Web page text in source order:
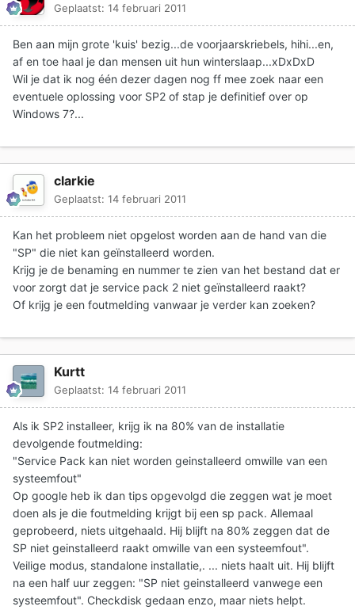
Geplaatst: 14 februari 2011
Ben aan mijn grote 'kuis' bezig...de voorjaarskriebels, hihi...en,
af en toe haal je dan mensen uit hun winterslaap...xDxDxD
Wil je dat ik nog één dezer dagen nog ff mee zoek naar een
eventuele oplossing voor SP2 of stap je definitief over op
Windows 7?...
clarkie
Geplaatst: 14 februari 2011
Kan het probleem niet opgelost worden aan de hand van die
"SP" die niet kan geïnstalleerd worden.
Krijg je de benaming en nummer te zien van het bestand dat er
voor zorgt dat je service pack 2 niet geïnstalleerd raakt?
Of krijg je een foutmelding vanwaar je verder kan zoeken?
Kurtt
Geplaatst: 14 februari 2011
Als ik SP2 installeer, krijg ik na 80% van de installatie
devolgende foutmelding:
"Service Pack kan niet worden geinstalleerd omwille van een
systeemfout"
Op google heb ik dan tips opgevolgd die zeggen wat je moet
doen als je die foutmelding krijgt bij een sp pack. Allemaal
geprobeerd, niets uitgehaald. Hij blijft na 80% zeggen dat de
SP niet geinstalleerd raakt omwille van een systeemfout".
Veilige modus, standalone installatie,. ... niets haalt uit. Hij blijft
na een half uur zeggen: "SP niet geinstalleerd vanwege een
systeemfout". Checkdisk gedaan enzo, maar niets helpt.